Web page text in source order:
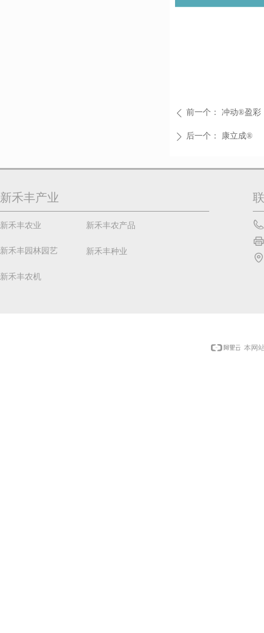
ꄴ 前一个： 冲动®盈彩
ꄲ 后一个： 康立成®
新禾丰产业
新禾丰农业
新禾丰园林园艺
新禾丰农机
新禾丰农产品
新禾丰种业
本网